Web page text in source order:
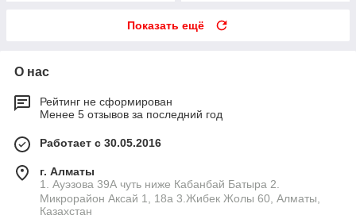
Показать ещё
О нас
Рейтинг не сформирован
Менее 5 отзывов за последний год
Работает с 30.05.2016
г. Алматы
1. Ауэзова 39А чуть ниже Кабанбай Батыра ㅤㅤㅤㅤㅤㅤㅤㅤㅤㅤㅤㅤㅤㅤ2. ​
Микрорайон Аксай 1, 18а 3.Жибек Жолы 60, Алматы,
Казахстан